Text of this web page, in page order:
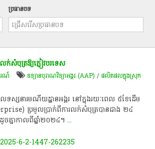
ប្រធានបទ
សំបុត្រ​ឱ្យ​ភ្ញៀវបរទេស​
ណ៍ ឧទ្យានបុរាណវិទ្យាអង្គរ (AAP) /ផលិតផលក្នុងស្រុក
សនារមណី​យដ្ឋាន​អង្គរ នៅ​ក្នុង​រយៈ​ពេល ៥ខែ​ដើម​
ប្រមូល​ប្រាក់​ពី​ការ​លក់​សំបុត្របាន​ជាង ២៤
គ្នា​កាល​ពី​ឆ្នាំ​២០២៤។ ...
6-2-1447-262235